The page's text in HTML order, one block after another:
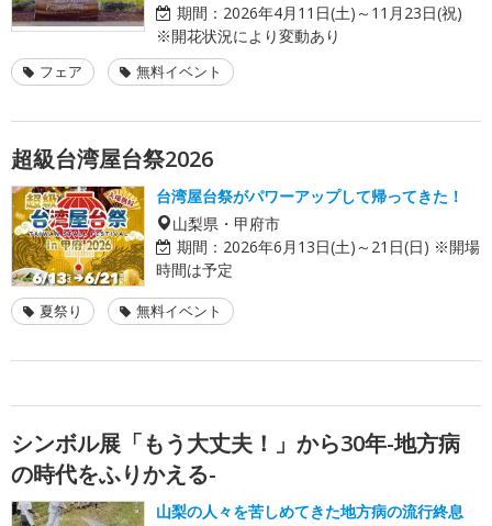
期間： 2026年4月11日(土)～11月23日(祝)
※開花状況により変動あり
フェア 無料イベント
超級台湾屋台祭2026
台湾屋台祭がパワーアップして帰ってきた！
山梨県・甲府市
期間： 2026年6月13日(土)～21日(日) ※開場
時間は予定
夏祭り 無料イベント
シンボル展「もう大丈夫！」から30年-地方病
の時代をふりかえる-
山梨の人々を苦しめてきた地方病の流行終息